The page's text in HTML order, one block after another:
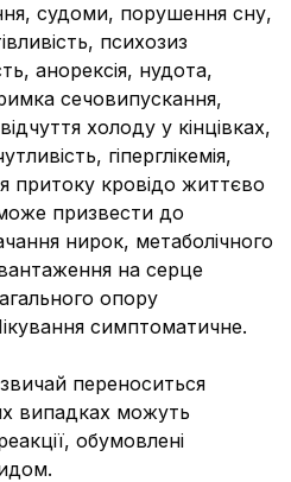
судоми, порушення сну,
психозиз
анорексія, нудота,
сечовипускання,
холоду у кінцівках,
гіперглікемія,
притоку кровідо життєво
призвести до
нирок, метаболічного
на серце
опору
симптоматичне.
переноситься
випадках можуть
обумовлені